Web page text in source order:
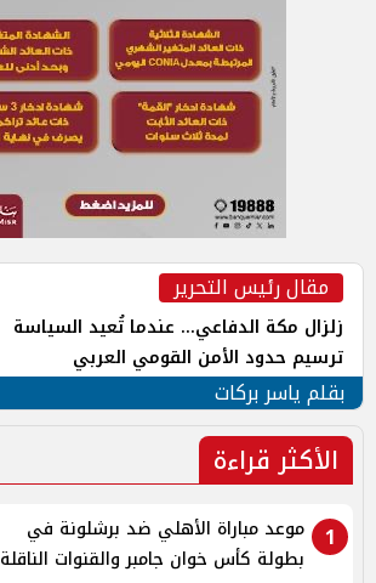
مقال رئيس التحرير
زلزال مكة الدفاعي... عندما تُعيد السياسة
ترسيم حدود الأمن القومي العربي
بقلم ياسر بركات
الأكثر قراءة
1
موعد مباراة الأهلي ضد برشلونة في
بطولة كأس خوان جامبر والقنوات الناقلة